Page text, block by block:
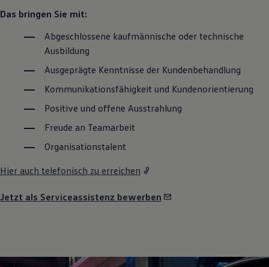
Das bringen Sie mit:
Abgeschlossene kaufmännische oder technische
Ausbildung
Ausgeprägte Kenntnisse der Kundenbehandlung
Kommunikationsfähigkeit und Kundenorientierung
Positive und offene Ausstrahlung
Freude an Teamarbeit
Organisationstalent
Hier auch telefonisch zu erreichen
Jetzt als Serviceassistenz bewerben